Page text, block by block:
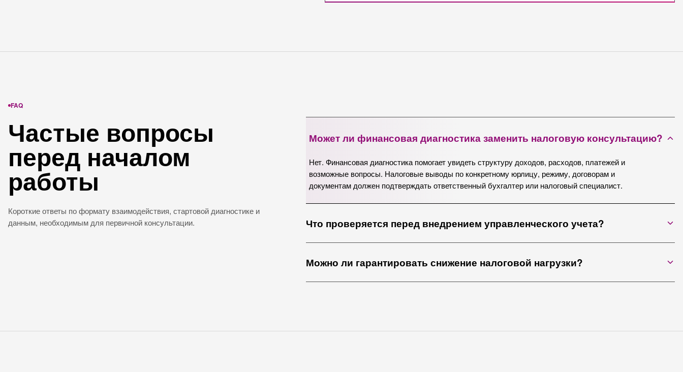
FAQ
Частые вопросы
перед началом
работы
Короткие ответы по формату взаимодействия, стартовой диагностике и
данным, необходимым для первичной консультации.
Может ли финансовая диагностика заменить налоговую консультацию?
Нет. Финансовая диагностика помогает увидеть структуру доходов, расходов, платежей и
возможные вопросы. Налоговые выводы по конкретному юрлицу, режиму, договорам и
документам должен подтверждать ответственный бухгалтер или налоговый специалист.
Что проверяется перед внедрением управленческого учета?
Можно ли гарантировать снижение налоговой нагрузки?